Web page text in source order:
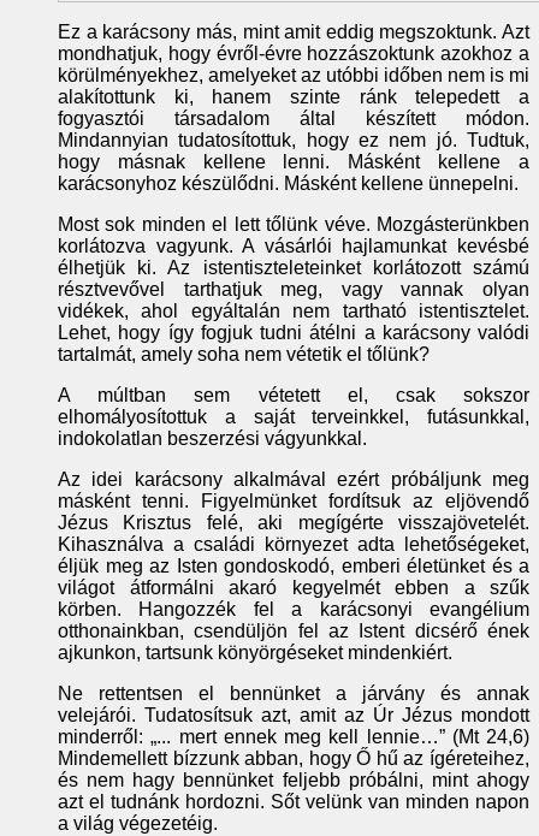
Ez a karácsony más, mint amit eddig megszoktunk. Azt
mondhatjuk, hogy évről-évre hozzászoktunk azokhoz a
körülményekhez, amelyeket az utóbbi időben nem is mi
alakítottunk ki, hanem szinte ránk telepedett a
fogyasztói társadalom által készített módon.
Mindannyian tudatosítottuk, hogy ez nem jó. Tudtuk,
hogy másnak kellene lenni. Másként kellene a
karácsonyhoz készülődni. Másként kellene ünnepelni.
Most sok minden el lett tőlünk véve. Mozgásterünkben
korlátozva vagyunk. A vásárlói hajlamunkat kevésbé
élhetjük ki. Az istentiszteleteinket korlátozott számú
résztvevővel tarthatjuk meg, vagy vannak olyan
vidékek, ahol egyáltalán nem tartható istentisztelet.
Lehet, hogy így fogjuk tudni átélni a karácsony valódi
tartalmát, amely soha nem vétetik el tőlünk?
A múltban sem vétetett el, csak sokszor
elhomályosítottuk a saját terveinkkel, futásunkkal,
indokolatlan beszerzési vágyunkkal.
Az idei karácsony alkalmával ezért próbáljunk meg
másként tenni. Figyelmünket fordítsuk az eljövendő
Jézus Krisztus felé, aki megígérte visszajövetelét.
Kihasználva a családi környezet adta lehetőségeket,
éljük meg az Isten gondoskodó, emberi életünket és a
világot átformálni akaró kegyelmét ebben a szűk
körben. Hangozzék fel a karácsonyi evangélium
otthonainkban, csendüljön fel az Istent dicsérő ének
ajkunkon, tartsunk könyörgéseket mindenkiért.
Ne rettentsen el bennünket a járvány és annak
velejárói. Tudatosítsuk azt, amit az Úr Jézus mondott
minderről: „... mert ennek meg kell lennie…” (Mt 24,6)
Mindemellett bízzunk abban, hogy Ő hű az ígéreteihez,
és nem hagy bennünket feljebb próbálni, mint ahogy
azt el tudnánk hordozni. Sőt velünk van minden napon
a világ végezetéig.